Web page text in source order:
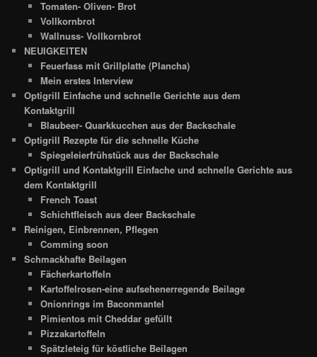
Tomaten- Oliven- Brot
Vollkornbrot
Wallnuss- Vollkornbrot
NEUIGKEITEN
Feuerfass mit Grillplatte (Plancha)
Mein erstes Interview
Optigrill Einfache und schnelle Gerichte aus dem
Kontaktgrill
Blaubeer- Quarkkucchen aus der Backschale
Optigrill Rezepte für die schnelle Küche
Spiegeleierfrühstück aus der Backschale
Optigrill und Kontaktgrill Einfache und schnelle Gerichte aus
dem Kontaktgrill
French Toast
Schichtfleisch aus deer Backschale
Reinigen, Einbrennen, Pflegen
Comming soon
Schmackhafte Beilagen
Fächerkartoffeln
Kartoffelrosen-eine aufsehenerregende Beilage
Onionrings im Baconmantel
Pimientos mit Cheddar gefüllt
Pizzakartoffeln
Spätzleteig für köstliche Beilagen